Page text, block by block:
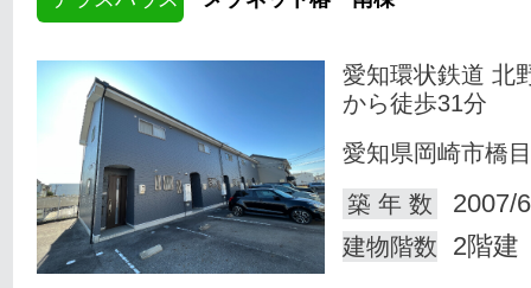
愛知環状鉄道 北
から徒歩31分
愛知県岡崎市橋
築 年 数
2007/
建物階数 2階建